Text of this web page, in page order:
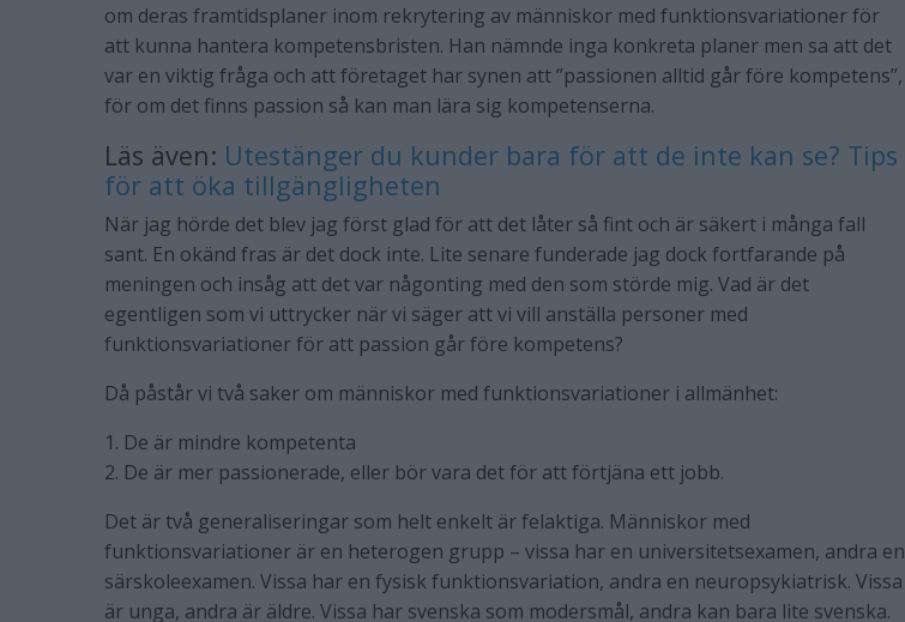
om deras framtidsplaner inom rekrytering av människor med funktionsvariationer för
att kunna hantera kompetensbristen. Han nämnde inga konkreta planer men sa att det
var en viktig fråga och att företaget har synen att ”passionen alltid går före kompetens”,
för om det finns passion så kan man lära sig kompetenserna.
Läs även: Utestänger du kunder bara för att de inte kan se? Tips
för att öka tillgängligheten
När jag hörde det blev jag först glad för att det låter så fint och är säkert i många fall
sant. En okänd fras är det dock inte. Lite senare funderade jag dock fortfarande på
meningen och insåg att det var någonting med den som störde mig. Vad är det
egentligen som vi uttrycker när vi säger att vi vill anställa personer med
funktionsvariationer för att passion går före kompetens?
Då påstår vi två saker om människor med funktionsvariationer i allmänhet:
1. De är mindre kompetenta
2. De är mer passionerade, eller bör vara det för att förtjäna ett jobb.
Det är två generaliseringar som helt enkelt är felaktiga. Människor med
funktionsvariationer är en heterogen grupp – vissa har en universitetsexamen, andra en
särskoleexamen. Vissa har en fysisk funktionsvariation, andra en neuropsykiatrisk. Vissa
är unga, andra är äldre. Vissa har svenska som modersmål, andra kan bara lite svenska.